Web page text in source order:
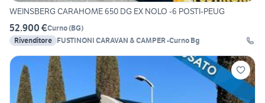
WEINSBERG CARAHOME 650 DG EX NOLO -6 POSTI-PEUG
52.900 €Curno(BG)
Rivenditore FUSTINONI CARAVAN & CAMPER -Curno Bg